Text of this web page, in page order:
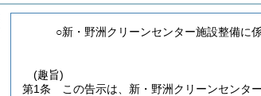
○新・野洲クリーンセンター施設整備に
(趣旨)
第1条
この告示は、新・野洲クリーンセンタ